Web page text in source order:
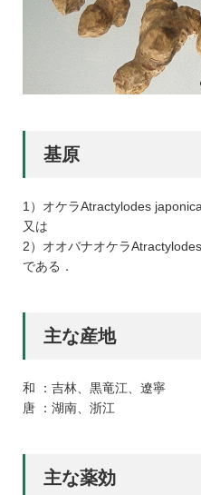
基原
1）オケラAtractylodes
又は
2）オオバナオケラ
である．
主な産地
和 ：吉林、黒竜江、遼寧
唐 ：湖南、浙江
主な薬効